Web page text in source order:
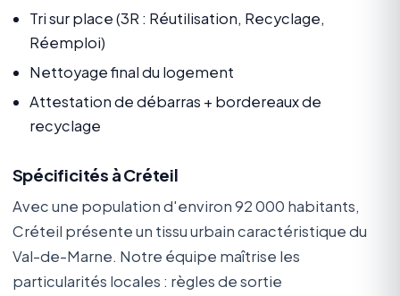
Tri sur place (3R : Réutilisation, Recyclage,
Réemploi)
Nettoyage final du logement
Attestation de débarras + bordereaux de
recyclage
Spécificités à Créteil
Avec une population d'environ 92 000 habitants,
Créteil présente un tissu urbain caractéristique du
Val-de-Marne. Notre équipe maîtrise les
particularités locales : règles de sortie